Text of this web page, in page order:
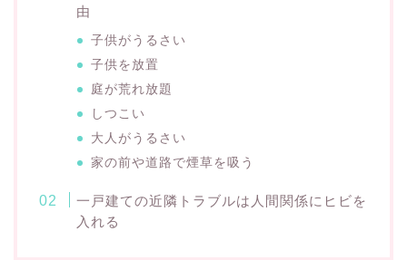
由
子供がうるさい
子供を放置
庭が荒れ放題
しつこい
大人がうるさい
家の前や道路で煙草を吸う
一戸建ての近隣トラブルは人間関係にヒビを
入れる